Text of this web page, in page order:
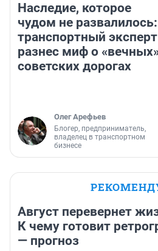
Наследие, которое
чудом не развалилось:
транспортный эксперт
разнес миф о
советских дорогах
Олег Арефьев
Блогер, предприниматель,
владелец в транспортном
бизнесе
Август перевернет
К чему готовит
— прогноз